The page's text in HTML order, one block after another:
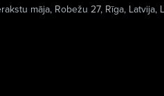
māja, Robežu 27, Rīga, Latvija,